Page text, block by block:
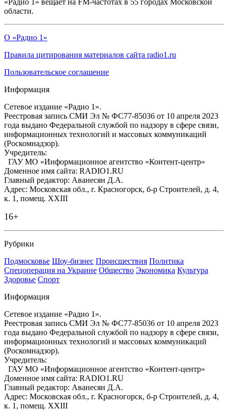
«Радио 1» вещает на FM-частотах в 55 городах Московской
области.
О «Радио 1»
Правила цитирования материалов сайта radio1.ru
Пользовательское соглашение
Информация
Сетевое издание «Радио 1».
Реестровая запись СМИ Эл № ФС77-85036 от 10 апреля 2023
года выдано Федеральной службой по надзору в сфере связи,
информационных технологий и массовых коммуникаций
(Роскомнадзор).
Учредитель:
ГАУ МО «Информационное агентство «Контент-центр»
Доменное имя сайта: RADIO1.RU
Главный редактор: Аванесян Д.А.
Адрес: Московская обл., г. Красногорск, б-р Строителей, д. 4,
к. 1, помещ. XXIII
16+
Рубрики
Подмосковье Шоу-бизнес Происшествия Политика
Спецоперация на Украине Общество Экономика Культура
Здоровье Спорт
Информация
Сетевое издание «Радио 1».
Реестровая запись СМИ Эл № ФС77-85036 от 10 апреля 2023
года выдано Федеральной службой по надзору в сфере связи,
информационных технологий и массовых коммуникаций
(Роскомнадзор).
Учредитель:
ГАУ МО «Информационное агентство «Контент-центр»
Доменное имя сайта: RADIO1.RU
Главный редактор: Аванесян Д.А.
Адрес: Московская обл., г. Красногорск, б-р Строителей, д. 4,
к. 1, помещ. XXIII